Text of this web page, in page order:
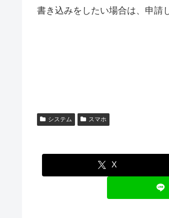
書き込みをしたい場合は、申請
システム スマホ
X